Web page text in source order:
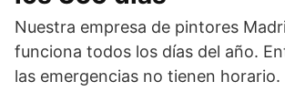
Nuestra empresa de pintores
funciona todos los días del año.
las emergencias no tienen horario.